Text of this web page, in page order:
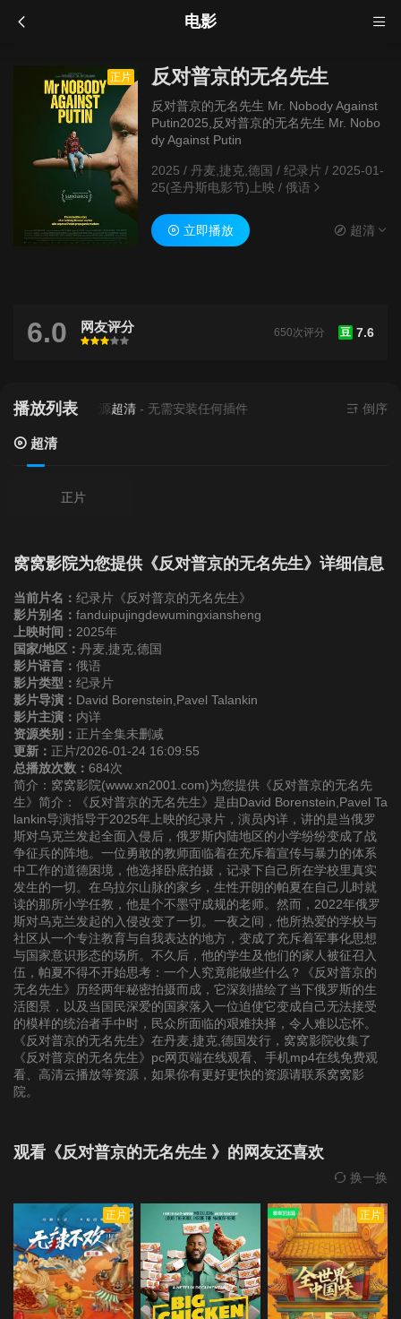
电影
正片 反对普京的无名先生
反对普京的无名先生 Mr. Nobody Against
Putin2025,反对普京的无名先生 Mr. Nobo
dy Against Putin
2025 / 丹麦,捷克,德国 / 纪录片/ 2025-01-
25(圣丹斯电影节)上映 / 俄语
立即播放 超清
6.0 网友评分
很差
较差还行推荐力荐
豆 7.6
650次评分
播放列表
当前资源来源 超清- 无需安装任何插件 倒序
超清
正片
窝窝影院为您提供《反对普京的无名先生》详细信息
当前片名： 纪录片《反对普京的无名先生》
影片别名： fanduipujingdewumingxiansheng
上映时间： 2025年
国家/地区： 丹麦,捷克,德国
影片语言： 俄语
影片类型： 纪录片
影片导演： David Borenstein,Pavel Talankin
影片主演： 内详
资源类别： 正片全集未删减
更新： 正片/2026-01-24 16:09:55
总播放次数： 684次
简介：窝窝影院(www.xn2001.com)为您提供《反对普京的无名先
生》简介：《反对普京的无名先生》是由David Borenstein,Pavel Ta
lankin导演指导于2025年上映的纪录片，演员内详，讲的是当俄罗
斯对乌克兰发起全面入侵后，俄罗斯内陆地区的小学纷纷变成了战
争征兵的阵地。一位勇敢的教师面临着在充斥着宣传与暴力的体系
中工作的道德困境，他选择卧底拍摄，记录下自己所在学校里真实
发生的一切。在乌拉尔山脉的家乡，生性开朗的帕夏在自己儿时就
读的那所小学任教，他是个不墨守成规的老师。然而，2022年俄罗
斯对乌克兰发起的入侵改变了一切。一夜之间，他所热爱的学校与
社区从一个专注教育与自我表达的地方，变成了充斥着军事化思想
与国家意识形态的场所。不久后，他的学生及他们的家人被征召入
伍，帕夏不得不开始思考：一个人究竟能做些什么？《反对普京的
无名先生》历经两年秘密拍摄而成，它深刻描绘了当下俄罗斯的生
活图景，以及当国民深爱的国家落入一位迫使它变成自己无法接受
的模样的统治者手中时，民众所面临的艰难抉择，令人难以忘怀。
《反对普京的无名先生》在丹麦,捷克,德国发行，窝窝影院收集了
《反对普京的无名先生》pc网页端在线观看、手机mp4在线免费观
看、高清云播放等资源，如果你有更好更快的资源请联系窝窝影
院。
观看《反对普京的无名先生 》的网友还喜欢
换一换
正片 正片